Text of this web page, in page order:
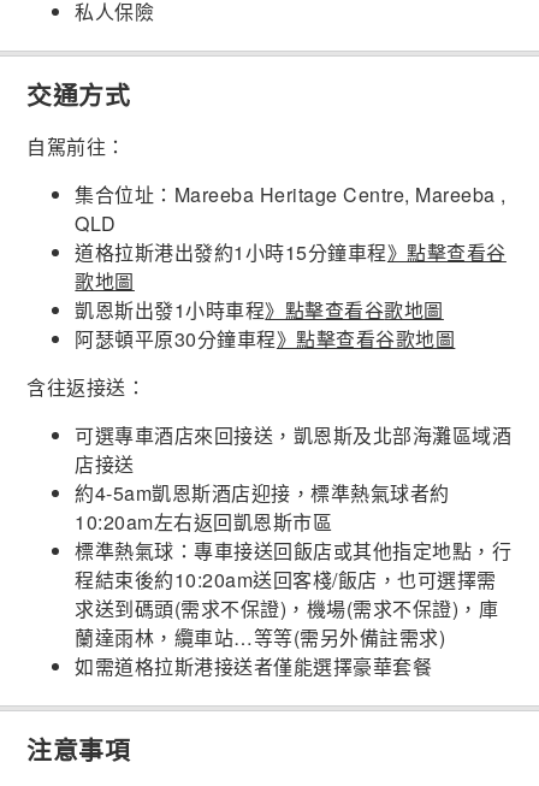
私人保險
交通方式
自駕前往：
集合位址：Mareeba Heritage Centre, Mareeba ,
QLD
道格拉斯港出發約1小時15分鐘車程》點擊查看谷
歌地圖
凱恩斯出發1小時車程》點擊查看谷歌地圖
阿瑟頓平原30分鐘車程》點擊查看谷歌地圖
含往返接送：
可選專車酒店來回接送，凱恩斯及北部海灘區域酒
店接送
約4-5am凱恩斯酒店迎接，標準熱氣球者約
10:20am左右返回凱恩斯市區
標準熱氣球：專車接送回飯店或其他指定地點，行
程結束後約10:20am送回客棧/飯店，也可選擇需
求送到碼頭(需求不保證)，機場(需求不保證)，庫
蘭達雨林，纜車站…等等(需另外備註需求)
如需道格拉斯港接送者僅能選擇豪華套餐
注意事項